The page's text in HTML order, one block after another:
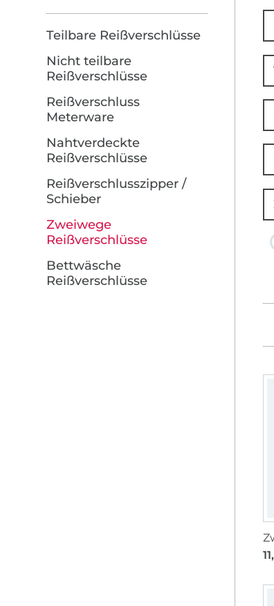
Teilbare Reißverschlüsse
Nicht teilbare
Reißverschlüsse
Reißverschluss
Meterware
Nahtverdeckte
Reißverschlüsse
Reißverschlusszipper /
Schieber
Zweiwege
Reißverschlüsse
Bettwäsche
Reißverschlüsse